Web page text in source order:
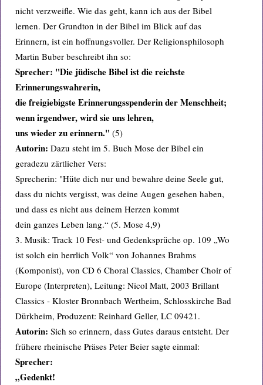
nicht verzweifle. Wie das geht, kann ich aus der Bibel
lernen. Der Grundton in der Bibel im Blick auf das
Erinnern, ist ein hoffnungsvoller. Der Religionsphilosoph
Martin Buber beschreibt ihn so:
Sprecher: "Die jüdische Bibel ist die reichste
Erinnerungswahrerin,
die freigiebigste Erinnerungsspenderin der Menschheit;
wenn irgendwer, wird sie uns lehren,
uns wieder zu erinnern." (5)
Autorin: Dazu steht im 5. Buch Mose der Bibel ein
geradezu zärtlicher Vers:
Sprecherin: "Hüte dich nur und bewahre deine Seele gut,
dass du nichts vergisst, was deine Augen gesehen haben,
und dass es nicht aus deinem Herzen kommt
dein ganzes Leben lang.“ (5. Mose 4,9)
3. Musik: Track 10 Fest- und Gedenksprüche op. 109 „Wo
ist solch ein herrlich Volk“ von Johannes Brahms
(Komponist), von CD 6 Choral Classics, Chamber Choir of
Europe (Interpreten), Leitung: Nicol Matt, 2003 Brillant
Classics - Kloster Bronnbach Wertheim, Schlosskirche Bad
Dürkheim, Produzent: Reinhard Geller, LC 09421.
Autorin: Sich so erinnern, dass Gutes daraus entsteht. Der
frühere rheinische Präses Peter Beier sagte einmal:
Sprecher:
„Gedenkt!